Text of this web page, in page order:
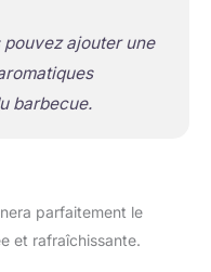
ajouter une
barbecue.
parfaitement le
et rafraîchissante.